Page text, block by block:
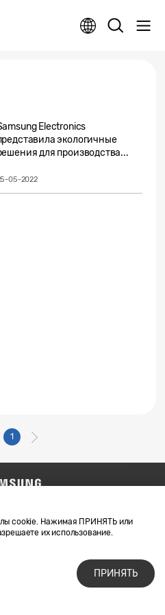
cookie. Нажимая ПРИНЯТЬ или
их использование.
ПРИНЯТЬ
Electronics
экологичные
для производства...
05-2022
1
материалов
и файлы cookie